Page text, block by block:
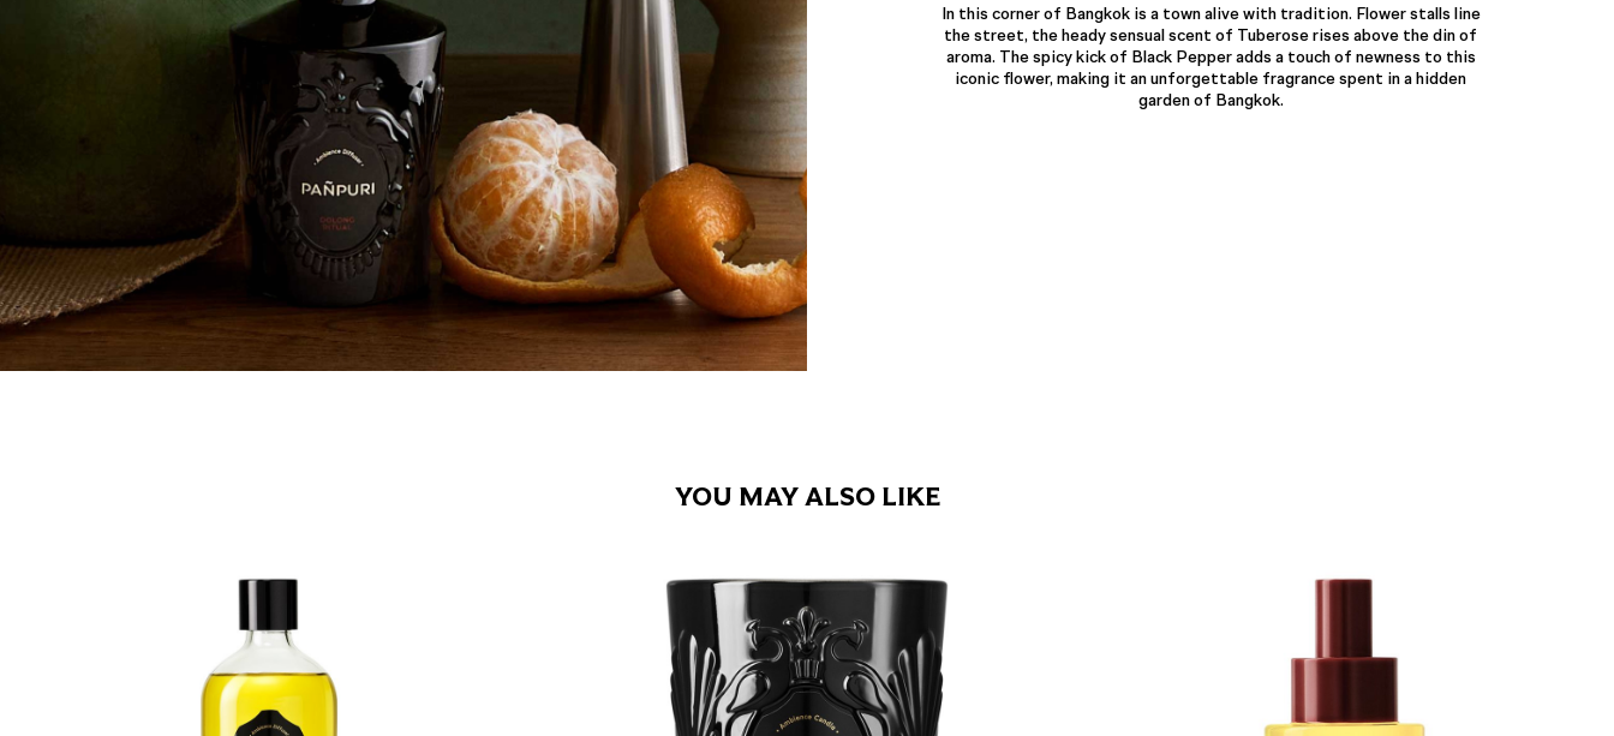
In this corner of Bangkok is a town alive with tradition. Flower stalls line
the street, the heady sensual scent of Tuberose rises above the din of
aroma. The spicy kick of Black Pepper adds a touch of newness to this
iconic flower, making it an unforgettable fragrance spent in a hidden
garden of Bangkok.
YOU MAY ALSO LIKE